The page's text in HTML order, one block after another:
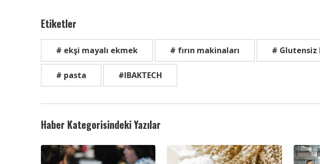
Etiketler
# ekşi mayalı ekmek # fırın makinaları # Glutensiz
# pasta #IBAKTECH
Haber Kategorisindeki Yazılar